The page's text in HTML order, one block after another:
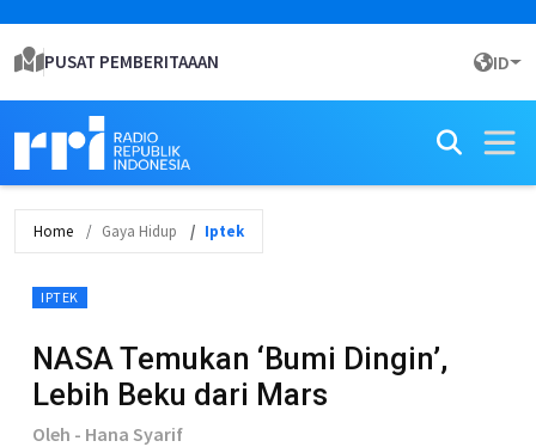
PUSAT PEMBERITAAAN ID
Home Gaya Hidup Iptek
IPTEK
NASA Temukan ‘Bumi Dingin’,
Lebih Beku dari Mars
Oleh - Hana Syarif